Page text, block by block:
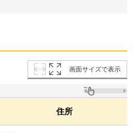
画面サイズで表示
住所